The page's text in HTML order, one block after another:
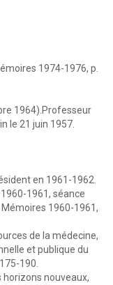
1974-1976, p.
1964).Professeur
le 21 juin 1957.
en 1961-1962.
1961, séance
1960-1961,
de la médecine,
et publique du
190.
horizons nouveaux,